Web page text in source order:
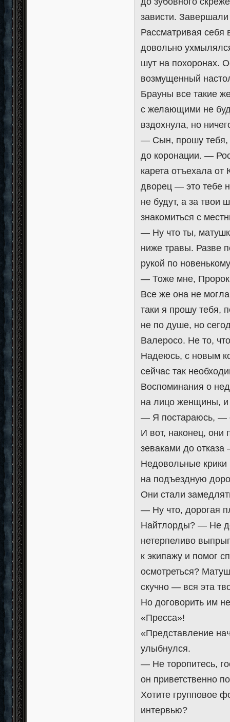
зависти.
Рассматривая себя
довольно
шут на похоронах.
возмущенный
Брауны все такие
с желающими не
вздохнула, но
— Сын, прошу тебя,
до коронации. —
карета отъехала
дворец — это тебе
не будут, а за твои
знакомиться с
— Ну что ты,
ниже травы. Разве
рукой по
— Тоже мне,
Все же она не
таки я прошу тебя,
не по душе, но
Валеросо. Не то,
Надеюсь, с новым
сейчас так
Воспоминания о
на лицо женщины, и
— Я постараюсь, —
И вот, наконец,
зеваками до отказа
Недовольные крики
на подъездную
Они стали
— Ну что, дорогая
Найтлорды? — Не
нетерпеливо
к экипажу и помог
осмотреться?
скучно — вся эта
Но договорить им
«Пресса»!
«Представление
улыбнулся.
— Не торопитесь,
он приветственно
Хотите групповое
интервью?